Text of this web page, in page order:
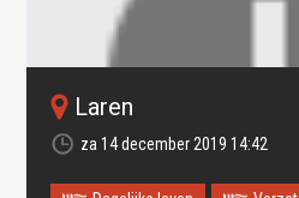
Laren
za 14 december 2019 14:42